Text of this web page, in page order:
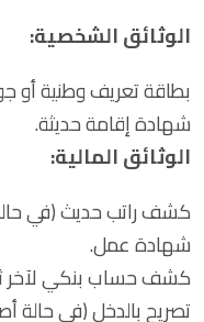
الوثائق الشخصية:
بطاقة تعريف وطنية أو
شهادة إقامة حديثة.
الوثائق المالية:
كشف راتب حديث (في
شهادة عمل.
كشف حساب بنكي لآخر
تصريح بالدخل (في حالة